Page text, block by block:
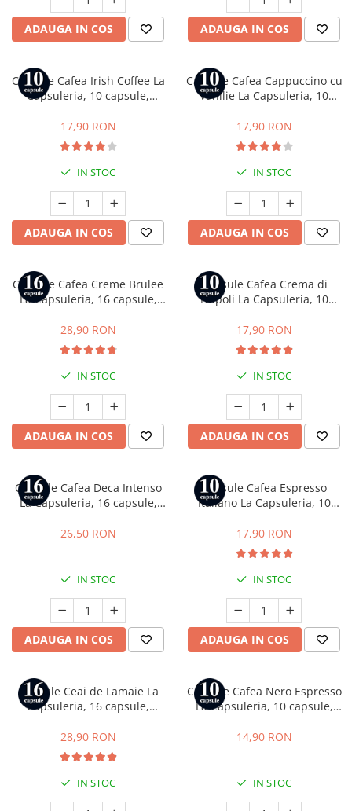
ADAUGA IN COS ADAUGA IN COS
Capsule Cafea Irish Coffee La
Capsuleria, 10 capsule,
17,90 RON
IN STOC
ADAUGA IN COS
Capsule Cafea Cappuccino cu
Vanilie La Capsuleria, 10
Nespresso
17,90 RON
IN STOC
ADAUGA IN COS
Capsule Cafea Creme Brulee
La Capsuleria, 16 capsule,
28,90 RON
IN STOC
ADAUGA IN COS
Capsule Cafea Crema di
Napoli La Capsuleria, 10
Bialetti
17,90 RON
IN STOC
ADAUGA IN COS
Capsule Cafea Deca Intenso
La Capsuleria, 16 capsule,
Modo Mio
26,50 RON
IN STOC
ADAUGA IN COS
Capsule Cafea Espresso
Italiano La Capsuleria, 10
Nespresso
17,90 RON
IN STOC
ADAUGA IN COS
Capsule Ceai de Lamaie La
Capsuleria, 16 capsule,
28,90 RON
IN STOC
Capsule Cafea Nero Espresso
La Capsuleria, 10 capsule,
Modo Mio
14,90 RON
IN STOC